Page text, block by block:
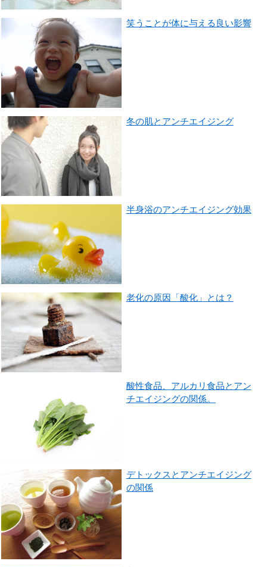
笑うことが体に与える良い影響
冬の肌とアンチエイジング
半身浴のアンチエイジング効果
老化の原因「酸化」とは？
酸性食品、アルカリ食品とアン
チエイジングの関係。
デトックスとアンチエイジング
の関係